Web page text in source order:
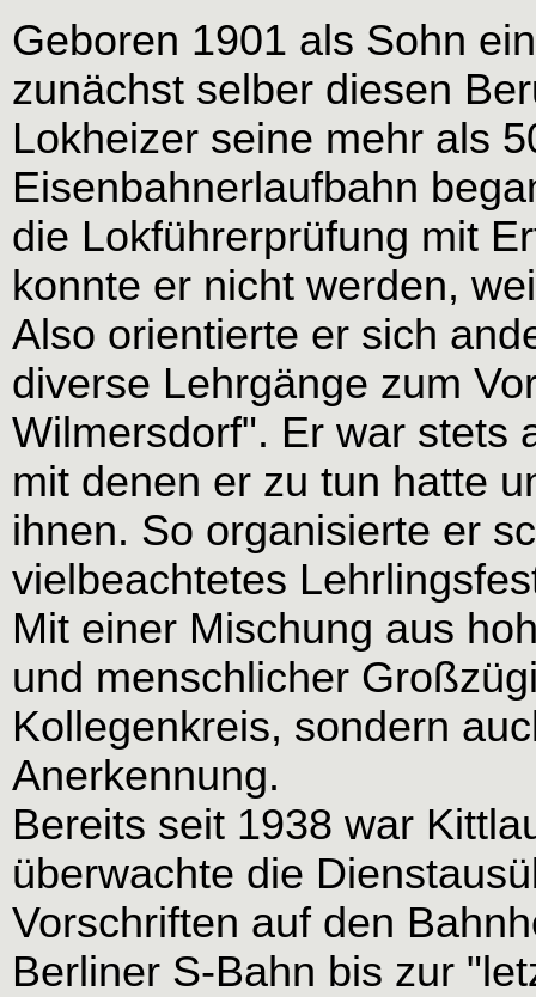
Geboren 1901 als Sohn
zunächst selber diesen
Lokheizer seine mehr als
Eisenbahnerlaufbahn
die Lokführerprüfung mit
konnte er nicht werden,
Also orientierte er sich
diverse Lehrgänge zum
Wilmersdorf". Er war stets
mit denen er zu tun hatte
ihnen. So organisierte er
vielbeachtetes
Mit einer Mischung aus
und menschlicher
Kollegenkreis, sondern
Anerkennung.
Bereits seit 1938 war
überwachte die
Vorschriften auf den
Berliner S-Bahn bis zur